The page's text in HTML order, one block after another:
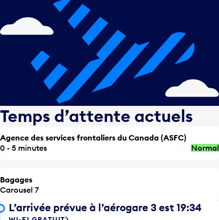
Temps d’attente actuels
Agence des services frontaliers du Canada (ASFC)
0 - 5 minutes
Normal
Bagages
Carousel 7
L’arrivée prévue à l’aérogare 3 est 19:34